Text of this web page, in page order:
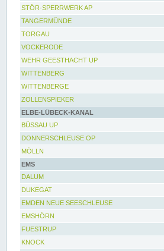
STÖR-SPERRWERK AP
TANGERMÜNDE
TORGAU
VOCKERODE
WEHR GEESTHACHT UP
WITTENBERG
WITTENBERGE
ZOLLENSPIEKER
ELBE-LÜBECK-KANAL
BÜSSAU UP
DONNERSCHLEUSE OP
MÖLLN
EMS
DALUM
DUKEGAT
EMDEN NEUE SEESCHLEUSE
EMSHÖRN
FUESTRUP
KNOCK